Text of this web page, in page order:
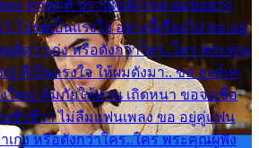
ลง ทุกทุกที่ ปราณีหลั่งไหล ผมขอฝาก
โปรดเป็นแรงใจ อย่างนี้เรื่อยไป ขอ อยู่
ยคิดว่าเก่ง หรือดังกว่าใคร..ใคร พระคุณ
ญ่ ที่เป็นแรงใจ ให้ผมดังมา.. ขอ องค์เท
ใหญ่ คุ้มภัยให้ท่าน เถิดหนา ขอจงเชื่อ
บชั่วชีวา ไม่ลืมแฟนเพลง ขอ อยู่คู่แฟน
เก่ง หรือดังกว่าใคร..ใคร พระคุณผู้ฟัง